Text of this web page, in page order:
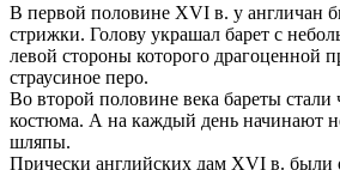
В первой половине XVI в. у англичан
стрижки. Голову украшал барет с
левой стороны которого драгоценной
страусиное перо.
Во второй половине века бареты
костюма. А на каждый день начинают
шляпы.
Прически английских дам XVI в. были